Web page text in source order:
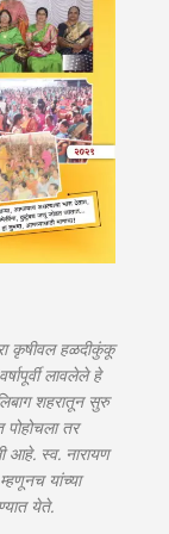
कृषीवल हळदीकुंकू
लावलेले हे
शहरातून सुरु
तर
आहे. स्व. नारायण
यांच्या
येते.